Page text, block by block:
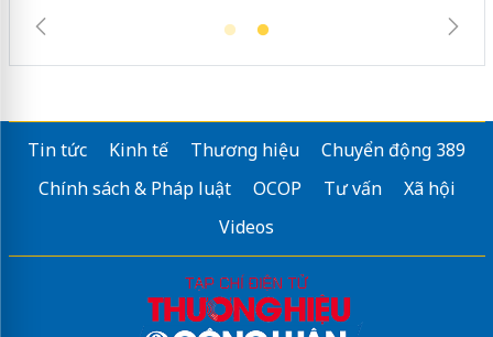
Tin tức Kinh tế Thương hiệu
Chuyển động 389
Chính sách & Pháp luật
OCOP Tư vấn
Xã hội
Videos